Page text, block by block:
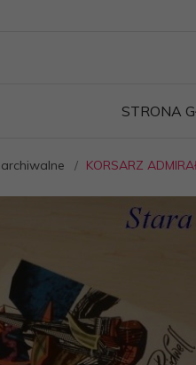
STRONA
KORSARZ